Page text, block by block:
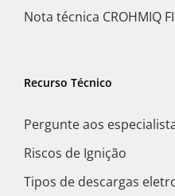
Nota técnica CROHMIQ
Recurso Técnico
Pergunte aos
Riscos de Ignição
Tipos de descargas